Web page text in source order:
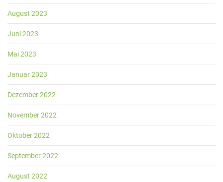
August 2023
Juni 2023
Mai 2023
Januar 2023
Dezember 2022
November 2022
Oktober 2022
September 2022
August 2022